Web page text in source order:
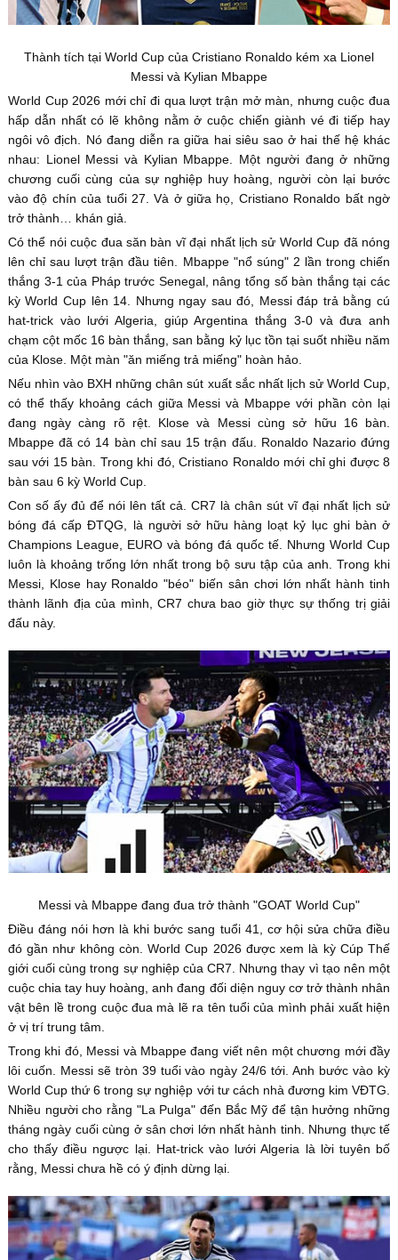
Thành tích tại World Cup của Cristiano Ronaldo kém xa Lionel
Messi và Kylian Mbappe
World Cup 2026 mới chỉ đi qua lượt trận mở màn, nhưng cuộc đua
hấp dẫn nhất có lẽ không nằm ở cuộc chiến giành vé đi tiếp hay
ngôi vô địch. Nó đang diễn ra giữa hai siêu sao ở hai thế hệ khác
nhau: Lionel Messi và Kylian Mbappe. Một người đang ở những
chương cuối cùng của sự nghiệp huy hoàng, người còn lại bước
vào độ chín của tuổi 27. Và ở giữa họ, Cristiano Ronaldo bất ngờ
trở thành… khán giả.
Có thể nói cuộc đua săn bàn vĩ đại nhất lịch sử World Cup đã nóng
lên chỉ sau lượt trận đầu tiên. Mbappe "nổ súng" 2 lần trong chiến
thắng 3-1 của Pháp trước Senegal, nâng tổng số bàn thắng tại các
kỳ World Cup lên 14. Nhưng ngay sau đó, Messi đáp trả bằng cú
hat-trick vào lưới Algeria, giúp Argentina thắng 3-0 và đưa anh
chạm cột mốc 16 bàn thắng, san bằng kỷ lục tồn tại suốt nhiều năm
của Klose. Một màn "ăn miếng trả miếng" hoàn hảo.
Nếu nhìn vào BXH những chân sút xuất sắc nhất lịch sử World Cup,
có thể thấy khoảng cách giữa Messi và Mbappe với phần còn lại
đang ngày càng rõ rệt. Klose và Messi cùng sở hữu 16 bàn.
Mbappe đã có 14 bàn chỉ sau 15 trận đấu. Ronaldo Nazario đứng
sau với 15 bàn. Trong khi đó, Cristiano Ronaldo mới chỉ ghi được 8
bàn sau 6 kỳ World Cup.
Con số ấy đủ để nói lên tất cả. CR7 là chân sút vĩ đại nhất lịch sử
bóng đá cấp ĐTQG, là người sở hữu hàng loạt kỷ lục ghi bàn ở
Champions League, EURO và bóng đá quốc tế. Nhưng World Cup
luôn là khoảng trống lớn nhất trong bộ sưu tập của anh. Trong khi
Messi, Klose hay Ronaldo "béo" biến sân chơi lớn nhất hành tinh
thành lãnh địa của mình, CR7 chưa bao giờ thực sự thống trị giải
đấu này.
Messi và Mbappe đang đua trở thành "GOAT World Cup"
Điều đáng nói hơn là khi bước sang tuổi 41, cơ hội sửa chữa điều
đó gần như không còn. World Cup 2026 được xem là kỳ Cúp Thế
giới cuối cùng trong sự nghiệp của CR7. Nhưng thay vì tạo nên một
cuộc chia tay huy hoàng, anh đang đối diện nguy cơ trở thành nhân
vật bên lề trong cuộc đua mà lẽ ra tên tuổi của mình phải xuất hiện
ở vị trí trung tâm.
Trong khi đó, Messi và Mbappe đang viết nên một chương mới đầy
lôi cuốn. Messi sẽ tròn 39 tuổi vào ngày 24/6 tới. Anh bước vào kỳ
World Cup thứ 6 trong sự nghiệp với tư cách nhà đương kim VĐTG.
Nhiều người cho rằng "La Pulga" đến Bắc Mỹ để tận hưởng những
tháng ngày cuối cùng ở sân chơi lớn nhất hành tinh. Nhưng thực tế
cho thấy điều ngược lại. Hat-trick vào lưới Algeria là lời tuyên bố
rằng, Messi chưa hề có ý định dừng lại.